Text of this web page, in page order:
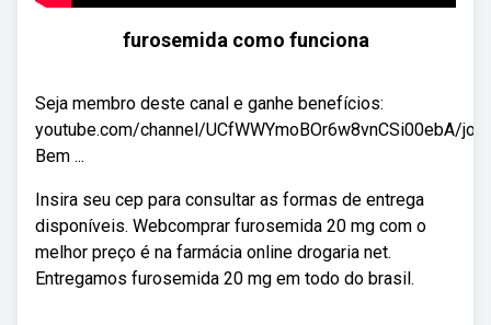
furosemida como funciona
Seja membro deste canal e ganhe benefícios:
youtube.com/channel/UCfWWYmoBOr6w8vnCSi00ebA/join
Bem ...
Insira seu cep para consultar as formas de entrega
disponíveis. Webcomprar furosemida 20 mg com o
melhor preço é na farmácia online drogaria net.
Entregamos furosemida 20 mg em todo do brasil.